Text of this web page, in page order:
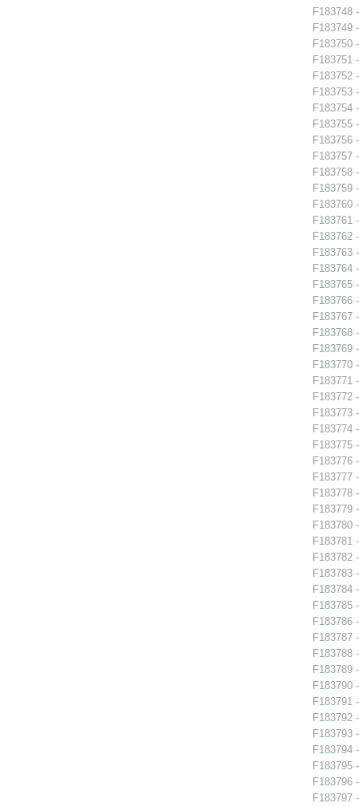
F183748
F183749
F183750
F183751
F183752
F183753
F183754
F183755
F183756
F183757
F183758
F183759
F183760
F183761
F183762
F183763
F183764
F183765
F183766
F183767
F183768
F183769
F183770
F183771
F183772
F183773
F183774
F183775
F183776
F183777
F183778
F183779
F183780
F183781
F183782
F183783
F183784
F183785
F183786
F183787
F183788
F183789
F183790
F183791
F183792
F183793
F183794
F183795
F183796
F183797